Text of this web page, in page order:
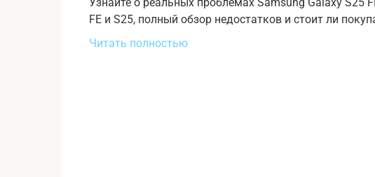
FE и S25, полный обзор недостатков и стоит ли
Читать полностью